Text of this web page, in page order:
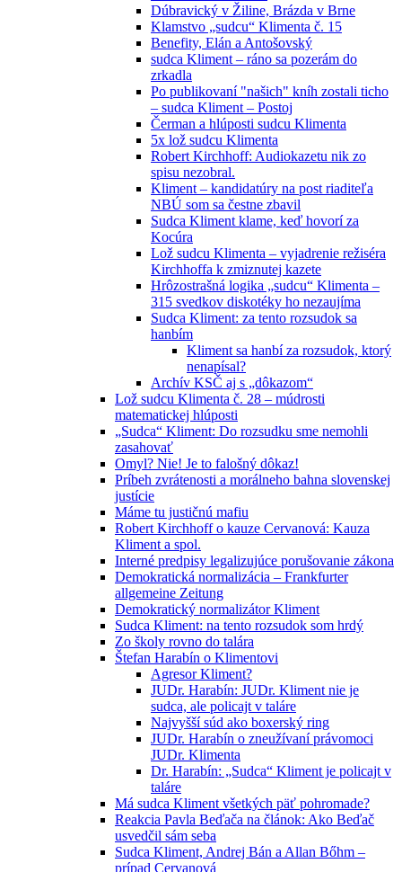
Dúbravický v Žiline, Brázda v Brne
Klamstvo „sudcu“ Klimenta č. 15
Benefity, Elán a Antošovský
sudca Kliment – ráno sa pozerám do
zrkadla
Po publikovaní "našich" kníh zostali ticho
– sudca Kliment – Postoj
Čerman a hlúposti sudcu Klimenta
5x lož sudcu Klimenta
Robert Kirchhoff: Audiokazetu nik zo
spisu nezobral.
Kliment – kandidatúry na post riaditeľa
NBÚ som sa čestne zbavil
Sudca Kliment klame, keď hovorí za
Kocúra
Lož sudcu Klimenta – vyjadrenie režiséra
Kirchhoffa k zmiznutej kazete
Hrôzostrašná logika „sudcu“ Klimenta –
315 svedkov diskotéky ho nezaujíma
Sudca Kliment: za tento rozsudok sa
hanbím
Kliment sa hanbí za rozsudok, ktorý
nenapísal?
Archív KSČ aj s „dôkazom“
Lož sudcu Klimenta č. 28 – múdrosti
matematickej hlúposti
„Sudca“ Kliment: Do rozsudku sme nemohli
zasahovať
Omyl? Nie! Je to falošný dôkaz!
Príbeh zvrátenosti a morálneho bahna slovenskej
justície
Máme tu justičnú mafiu
Robert Kirchhoff o kauze Cervanová: Kauza
Kliment a spol.
Interné predpisy legalizujúce porušovanie zákona
Demokratická normalizácia – Frankfurter
allgemeine Zeitung
Demokratický normalizátor Kliment
Sudca Kliment: na tento rozsudok som hrdý
Zo školy rovno do talára
Štefan Harabín o Klimentovi
Agresor Kliment?
JUDr. Harabín: JUDr. Kliment nie je
sudca, ale policajt v taláre
Najvyšší súd ako boxerský ring
JUDr. Harabín o zneužívaní právomoci
JUDr. Klimenta
Dr. Harabín: „Sudca“ Kliment je policajt v
taláre
Má sudca Kliment všetkých päť pohromade?
Reakcia Pavla Beďača na článok: Ako Beďač
usvedčil sám seba
Sudca Kliment, Andrej Bán a Allan Bőhm –
prípad Cervanová